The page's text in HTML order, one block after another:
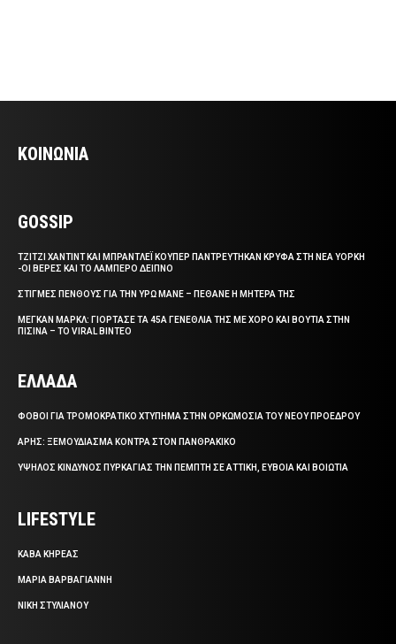
ΚΟΙΝΩΝΙΑ
GOSSIP
ΤΖΙΤΖΙ ΧΑΝΤΙΝΤ ΚΑΙ ΜΠΡΑΝΤΛΕΪ ΚΟΥΠΕΡ ΠΑΝΤΡΕΥΤΗΚΑΝ ΚΡΥΦΑ ΣΤΗ ΝΕΑ ΥΟΡΚΗ
-ΟΙ ΒΕΡΕΣ ΚΑΙ ΤΟ ΛΑΜΠΕΡΟ ΔΕΙΠΝΟ
ΣΤΙΓΜΕΣ ΠΕΝΘΟΥΣ ΓΙΑ ΤΗΝ ΥΡΩ ΜΑΝΕ – ΠΕΘΑΝΕ Η ΜΗΤΕΡΑ ΤΗΣ
ΜΕΓΚΑΝ ΜΑΡΚΛ: ΓΙΟΡΤΑΣΕ ΤΑ 45Α ΓΕΝΕΘΛΙΑ ΤΗΣ ΜΕ ΧΟΡΟ ΚΑΙ ΒΟΥΤΙΑ ΣΤΗΝ
ΠΙΣΙΝΑ – ΤΟ VIRAL ΒΙΝΤΕΟ
ΕΛΛΑΔΑ
ΦΟΒΟΙ ΓΙΑ ΤΡΟΜΟΚΡΑΤΙΚΟ ΧΤΥΠΗΜΑ ΣΤΗΝ ΟΡΚΩΜΟΣΙΑ ΤΟΥ ΝΕΟΥ ΠΡΟΕΔΡΟΥ
ΑΡΗΣ: ΞΕΜΟΥΔΙΑΣΜΑ ΚΟΝΤΡΑ ΣΤΟΝ ΠΑΝΘΡΑΚΙΚΟ
ΥΨΗΛΟΣ ΚΙΝΔΥΝΟΣ ΠΥΡΚΑΓΙΑΣ ΤΗΝ ΠΕΜΠΤΗ ΣΕ ΑΤΤΙΚΗ, ΕΥΒΟΙΑ ΚΑΙ ΒΟΙΩΤΙΑ
LIFESTYLE
ΚΑΒΑ ΚΗΡΕΑΣ
ΜΑΡΙΑ ΒΑΡΒΑΓΙΑΝΝΗ
ΝΙΚΗ ΣΤΥΛΙΑΝΟΥ